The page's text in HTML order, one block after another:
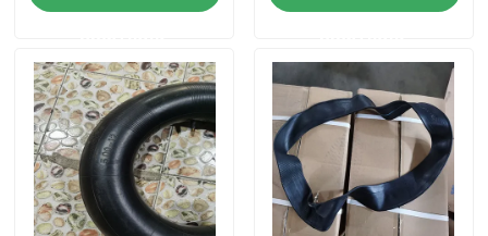
Ρόδα μοτοσικλετών οδών
Από τη ρόδα οδικών μοτοσικλετών